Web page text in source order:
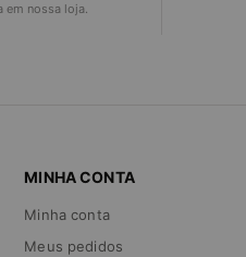
nossa loja.
MINHA CONTA
Minha conta
Meus pedidos